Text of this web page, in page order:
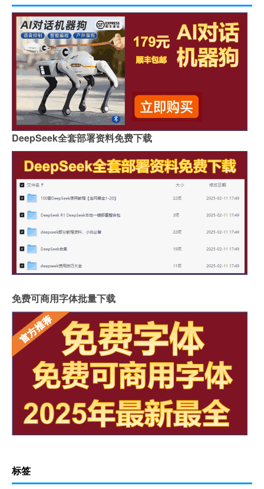
DeepSeek全套部署资料免费下载
免费可商用字体批量下载
标签